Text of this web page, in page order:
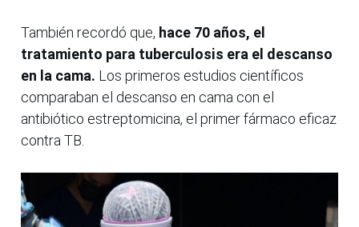
También recordó que, hace 70 años, el
tratamiento para tuberculosis era el descanso
en la cama. Los primeros estudios científicos
comparaban el descanso en cama con el
antibiótico estreptomicina, el primer fármaco eficaz
contra TB.